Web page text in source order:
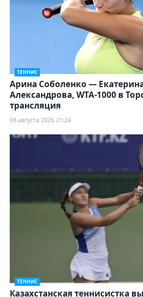
ТЕННИС
Арина Соболенко —
Александрова, WTA-1000 в
трансляция
08 августа 2026 21:24
ТЕННИС
Казахстанская теннисистка